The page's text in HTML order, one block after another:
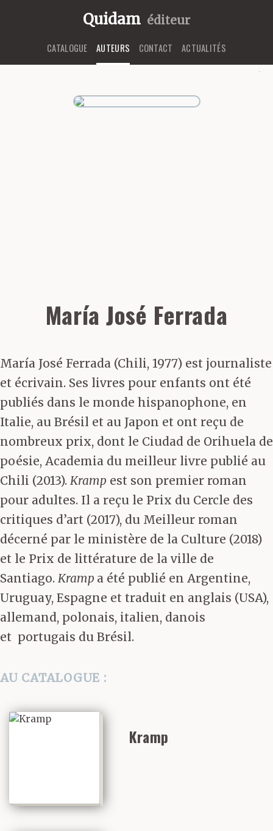
Quidam éditeur
CATALOGUE AUTEURS CONTACT ACTUALITÉS
María José Ferrada
María José Ferrada (Chili, 1977) est journaliste
et écrivain. Ses livres pour enfants ont été
publiés dans le monde hispanophone, en
Italie, au Brésil et au Japon et ont reçu de
nombreux prix, dont le Ciudad de Orihuela de
poésie, Academia du meilleur livre publié au
Chili (2013). Kramp est son premier roman
pour adultes. Il a reçu le Prix du Cercle des
critiques d’art (2017), du Meilleur roman
décerné par le ministère de la Culture (2018)
et le Prix de littérature de la ville de
Santiago. Kramp a été publié en Argentine,
Uruguay, Espagne et traduit en anglais (USA),
allemand, polonais, italien, danois
et portugais du Brésil.
AU CATALOGUE :
Kramp